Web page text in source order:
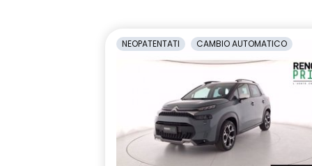
Retrovisori laterali regolabili
elettricamente
Sedile
altezza
Sensori di
Sistema di controllo della
pressione pneumatici indiretto
Sistema di
vigilanza del
Volante in pelle TEP
Volante
NEOPATENTATI CAMBIO AUTOMATICO